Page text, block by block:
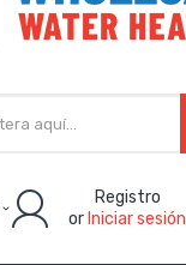
Registro
or Iniciar sesión